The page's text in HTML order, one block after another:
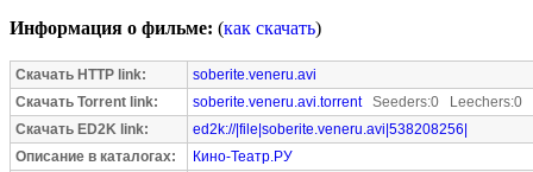
Информация о фильме: (как скачать)
Скачать HTTP link:
soberite.veneru.avi
Скачать Torrent link:
soberite.veneru.avi.torrentSeeders:0 Leechers:0
Скачать ED2K link:
ed2k://|file|soberite.veneru.avi|538208256|
Описание в каталогах:
Кино-Театр.РУ